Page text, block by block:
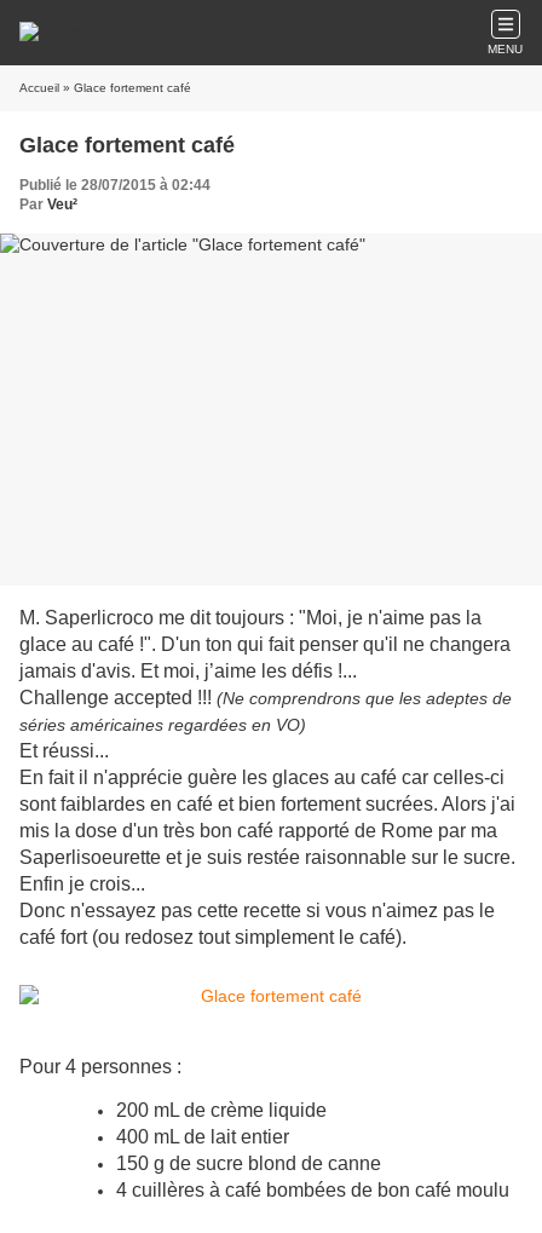
MENU
Accueil » Glace fortement café
Glace fortement café
Publié le 28/07/2015 à 02:44
Par Veu²
M. Saperlicroco me dit toujours : "Moi, je n'aime pas la
glace au café !". D'un ton qui fait penser qu'il ne changera
jamais d'avis. Et moi, j’aime les défis !...
Challenge accepted !!! (Ne comprendrons que les adeptes de
séries américaines regardées en VO)
Et réussi...
En fait il n'apprécie guère les glaces au café car celles-ci
sont faiblardes en café et bien fortement sucrées. Alors j'ai
mis la dose d'un très bon café rapporté de Rome par ma
Saperlisoeurette et je suis restée raisonnable sur le sucre.
Enfin je crois...
Donc n'essayez pas cette recette si vous n'aimez pas le
café fort (ou redosez tout simplement le café).
Pour 4 personnes :
200 mL de crème liquide
400 mL de lait entier
150 g de sucre blond de canne
4 cuillères à café bombées de bon café moulu